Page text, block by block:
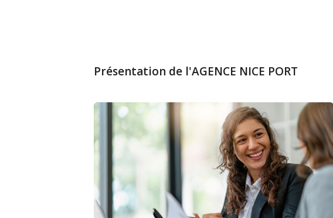
Présentation de l'AGENCE NICE PORT